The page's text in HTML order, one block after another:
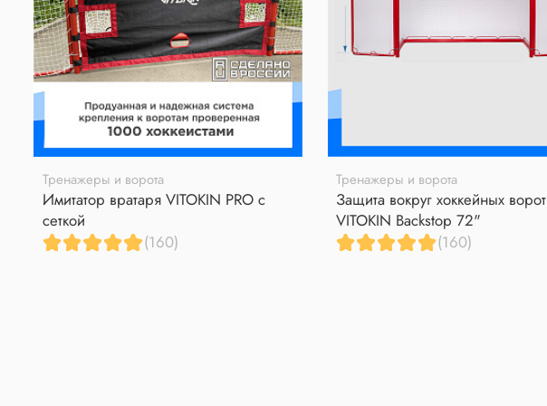
Тренажеры и ворота
Имитатор вратаря VITOKIN PRO с
сеткой
(160)
Тренажеры и ворота
Защита вокруг хоккейных ворот
VITOKIN Backstop 72"
(160)